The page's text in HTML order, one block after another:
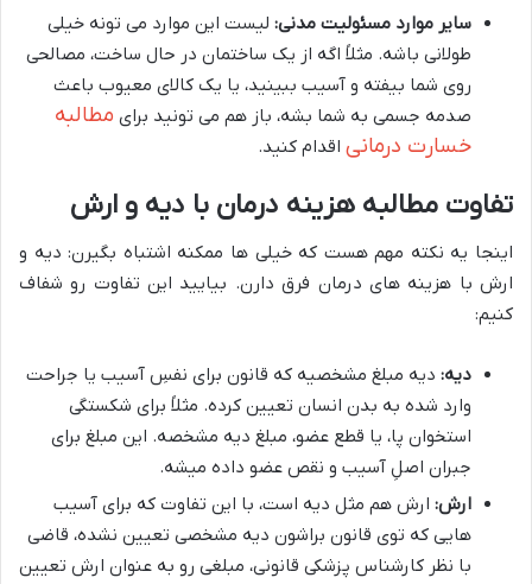
سایر موارد مسئولیت مدنی: لیست این موارد می تونه خیلی
طولانی باشه. مثلاً اگه از یک ساختمان در حال ساخت، مصالحی
روی شما بیفته و آسیب ببینید، یا یک کالای معیوب باعث
صدمه جسمی به شما بشه، باز هم می تونید برای مطالبه
خسارت درمانی اقدام کنید.
تفاوت مطالبه هزینه درمان با دیه و ارش
اینجا یه نکته مهم هست که خیلی ها ممکنه اشتباه بگیرن: دیه و
ارش با هزینه های درمان فرق دارن. بیایید این تفاوت رو شفاف
کنیم:
دیه: دیه مبلغ مشخصیه که قانون برای نفسِ آسیب یا جراحت
وارد شده به بدن انسان تعیین کرده. مثلاً برای شکستگی
استخوان پا، یا قطع عضو، مبلغ دیه مشخصه. این مبلغ برای
جبران اصلِ آسیب و نقص عضو داده میشه.
ارش: ارش هم مثل دیه است، با این تفاوت که برای آسیب
هایی که توی قانون براشون دیه مشخصی تعیین نشده، قاضی
با نظر کارشناس پزشکی قانونی، مبلغی رو به عنوان ارش تعیین